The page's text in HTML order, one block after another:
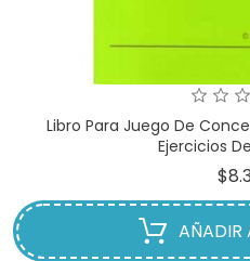
Libro Para Juego De
Ejercicios
AÑADIR